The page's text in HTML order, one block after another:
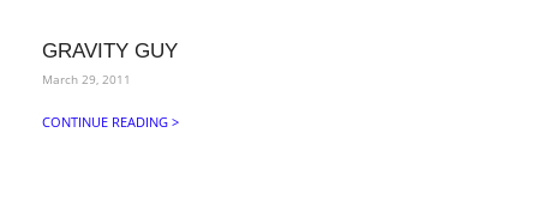
GRAVITY GUY
March 29, 2011
CONTINUE READING >